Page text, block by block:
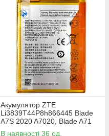
Акумулятор ZTE
Li3839T44P8h866445 Blade
A7S 2020 A7020, Blade A71
(оригінал Китай 3900 mAh)
В наявності 36 од.